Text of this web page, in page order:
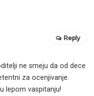
ne smeju da od dece
za ocenjivanje.
lepom vaspitanju!
Reply